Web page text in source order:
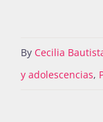
By Cecilia
y adolescencias,